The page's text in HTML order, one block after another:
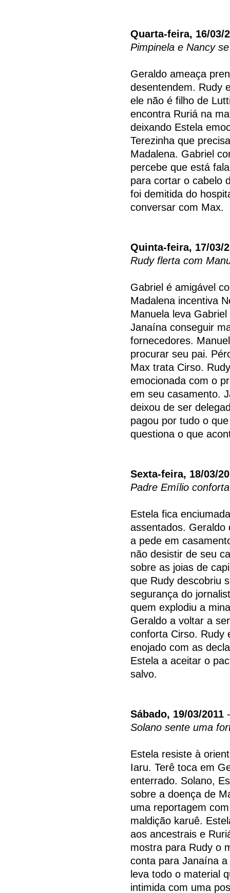
Quarta-feira, 16/03/
Pimpinela e Nancy
Geraldo ameaça
desentendem. Rudy
ele não é filho de
encontra Ruriá na
deixando Estela
Terezinha que
Madalena. Gabriel
percebe que está
para cortar o cabelo
foi demitida do
conversar com Max.
Quinta-feira, 17/03/
Rudy flerta com
Gabriel é amigável
Madalena incentiva
Manuela leva
Janaína conseguir
fornecedores.
procurar seu pai.
Max trata Cirso.
emocionada com o
em seu casamento.
deixou de ser
pagou por tudo o
questiona o que
Sexta-feira, 18/03/
Padre Emílio
Estela fica
assentados. Geraldo
a pede em
não desistir de seu
sobre as joias de
que Rudy descobriu
segurança do
quem explodiu a
Geraldo a voltar a
conforta Cirso. Rudy
enojado com as
Estela a aceitar o
salvo.
Sábado, 19/03/2011
Solano sente uma
Estela resiste à
Iaru. Terê toca em
enterrado. Solano,
sobre a doença de
uma reportagem
maldição karuê.
aos ancestrais e
mostra para Rudy o
conta para Janaína
leva todo o material
intimida com uma